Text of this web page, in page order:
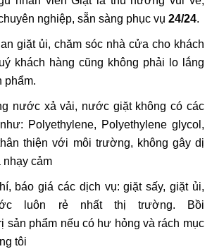
nghiệp, sẵn sàng phục vụ24/24.
giặt ủi, chăm sóc nhà cửa cho khách
khách hàng cũng không phải lo lắng
phẩm.
nước xả vải, nước giặt không có các
Polyethylene, Polyethylene glycol,
thiện với môi trường, không gây dị
cảm
báo giá các dịch vụ: giặt sấy, giặt ủi,
luôn rẻ nhất thị trường. Bồi
sản phẩm nếu có hư hỏng và rách mục
tôi